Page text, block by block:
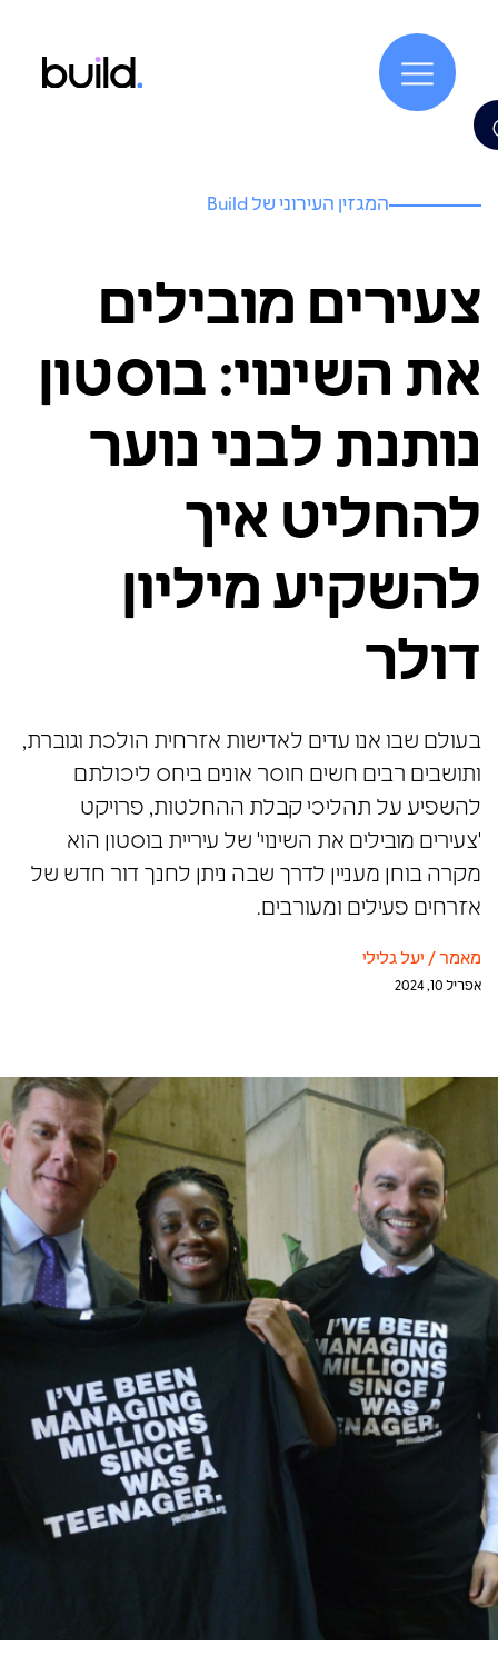
המגזין העירוני של Build
צעירים מובילים
את השינוי: בוסטון
נותנת לבני נוער
להחליט איך
להשקיע מיליון
דולר
בעולם שבו אנו עדים לאדישות אזרחית הולכת וגוברת,
ותושבים רבים חשים חוסר אונים ביחס ליכולתם
להשפיע על תהליכי קבלת ההחלטות, פרויקט
'צעירים מובילים את השינוי' של עיריית בוסטון הוא
מקרה בוחן מעניין לדרך שבה ניתן לחנך דור חדש של
אזרחים פעילים ומעורבים.
מאמר / יעל גלילי
אפריל 10, 2024